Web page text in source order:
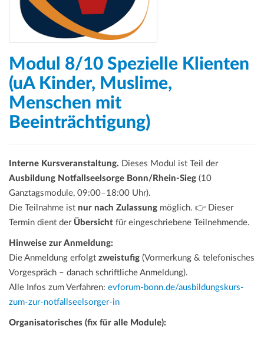
Modul 8/10 Spezielle Klienten
(uA Kinder, Muslime,
Menschen mit
Beeinträchtigung)
Interne Kursveranstaltung. Dieses Modul ist Teil der
Ausbildung Notfallseelsorge Bonn/Rhein-Sieg (10
Ganztagsmodule, 09:00–18:00 Uhr).
Die Teilnahme ist nur nach Zulassung möglich. 👉 Dieser
Termin dient der Übersicht für eingeschriebene Teilnehmende.
Hinweise zur Anmeldung:
Die Anmeldung erfolgt zweistufig (Vormerkung & telefonisches
Vorgespräch – danach schriftliche Anmeldung).
Alle Infos zum Verfahren: evforum-bonn.de/ausbildungskurs-
zum-zur-notfallseelsorger-in
Organisatorisches (fix für alle Module):